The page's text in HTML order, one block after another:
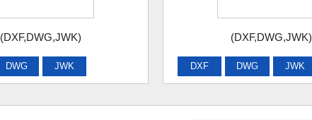
(DXF,DWG,JWK)
DWG JWK
(DXF,DWG,JWK)
DXF DWG JWK